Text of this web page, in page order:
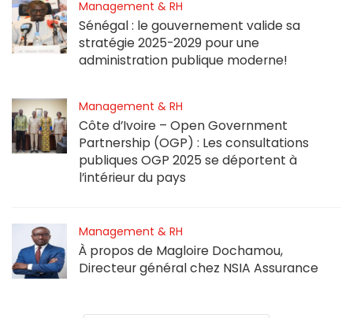
Management & RH
Sénégal : le gouvernement valide sa
stratégie 2025-2029 pour une
administration publique moderne!
Management & RH
Côte d’Ivoire – Open Government
Partnership (OGP) : Les consultations
publiques OGP 2025 se déportent à
l’intérieur du pays
Management & RH
À propos de Magloire Dochamou,
Directeur général chez NSIA Assurance